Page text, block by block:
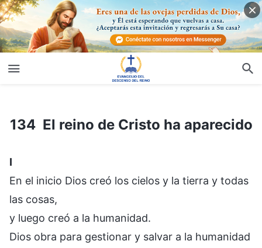
134 El reino de Cristo ha aparecido
134 El reino de Cristo ha aparecido
I
En el inicio Dios creó los cielos y la tierra y todas
las cosas,
y luego creó a la humanidad.
Dios obra para gestionar y salvar a la humanidad